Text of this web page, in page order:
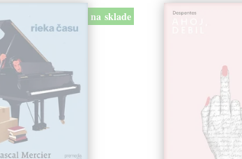
na sklade